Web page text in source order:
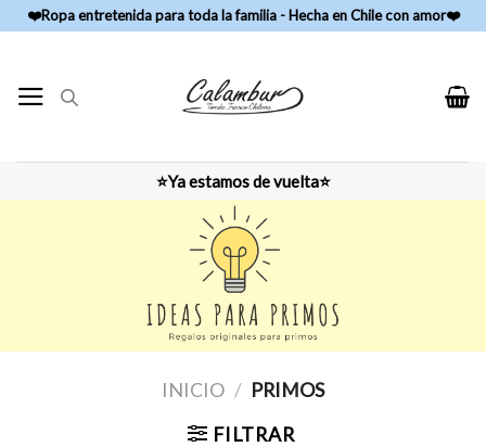
Skip❤️Ropa entretenida para toda la familia - Hecha en Chile con amor❤️
⭐Ya estamos de vuelta⭐
INICIO / PRIMOS
FILTRAR